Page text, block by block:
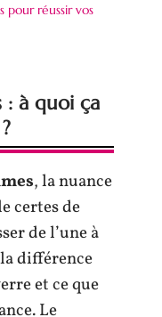
pour réussir vos
: à quoi ça
, la nuance
certes de
de l’une à
différence
et ce que
Le